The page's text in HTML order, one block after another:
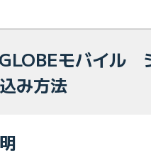
モバイル
み方法